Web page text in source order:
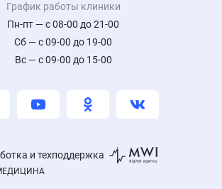
График работы клиники
Пн-пт — с 08-00 до 21-00
Сб — с 09-00 до 19-00
Вс — с 09-00 до 15-00
и техподдержка